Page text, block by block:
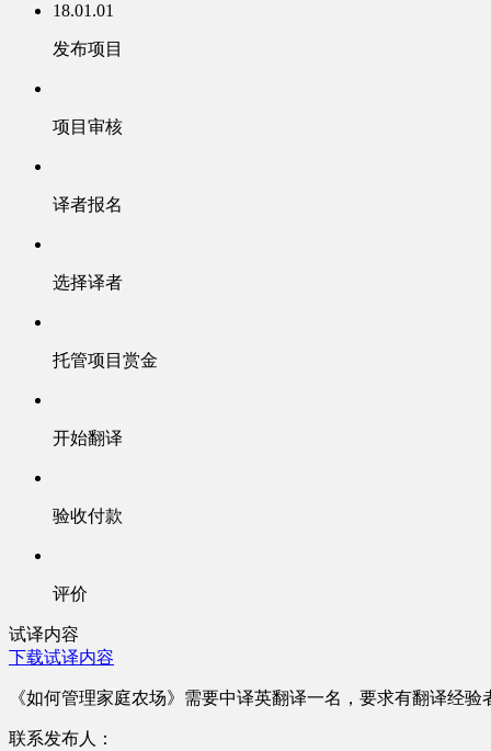
18.01.01
发布项目
项目审核
译者报名
选择译者
托管项目赏金
开始翻译
验收付款
评价
试译内容
下载试译内容
《如何管理家庭农场》需要中译英翻译一名，要求有翻译经验
联系发布人：